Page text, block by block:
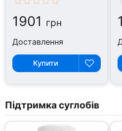
1901 грн
Доставлення
Купити
Підтримка суглобів